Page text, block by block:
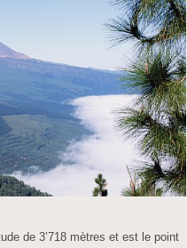
de 3’718 mètres et est le point